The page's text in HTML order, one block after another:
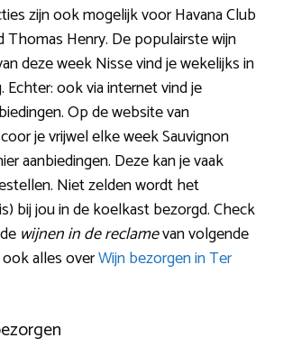
zijn ook mogelijk voor Havana Club
Henry. De populairste wijn
deze week Nisse vind je wekelijks in
Echter: ook via internet vind je
Op de website van
je vrijwel elke week Sauvignon
aanbiedingen. Deze kan je vaak
Niet zelden wordt het
bij jou in de koelkast bezorgd. Check
wijnen in de reclamevan volgende
alles overWijn bezorgen in Ter